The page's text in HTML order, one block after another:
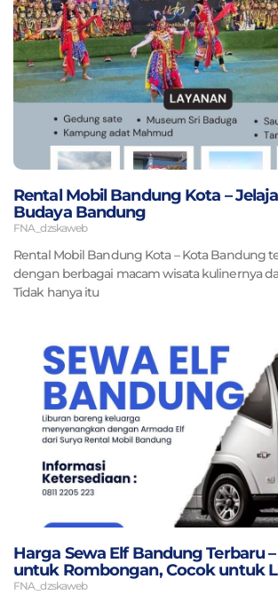
Rental Mobil Bandung Kota –
Budaya Bandung
FNA_dzskaweb
Rental Mobil Bandung Kota – Kota Bandung
dengan berbagai macam wisata kulinernya
Tidak hanya itu
Harga Sewa Elf Bandung Terbaru
untuk Rombongan, Cocok untuk
FNA_dzskaweb